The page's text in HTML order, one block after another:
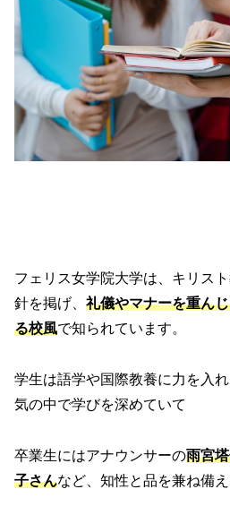
フェリス女学院大学は、キリス
針を掲げ、 礼儀やマナーを重ん
る校風で知られています。
学生は語学や国際教養に力を入
気の中で学びを深めていて
卒業生にはアナウンサーの雨宮
子さんなど、知性と品を兼ね備